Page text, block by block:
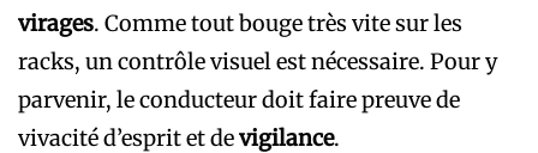
virages. Comme tout bouge très vite sur les
racks, un contrôle visuel est nécessaire. Pour y
parvenir, le conducteur doit faire preuve de
vivacité d’esprit et devigilance.